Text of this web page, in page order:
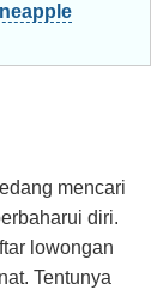
mencari
diri.
lowongan
Tentunya